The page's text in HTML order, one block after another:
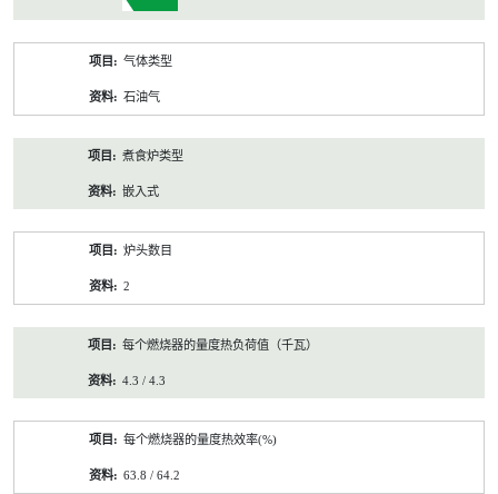
气体类型
石油气
煮食炉类型
嵌入式
炉头数目
2
每个燃烧器的量度热负荷值（千瓦）
4.3 / 4.3
每个燃烧器的量度热效率(%)
63.8 / 64.2